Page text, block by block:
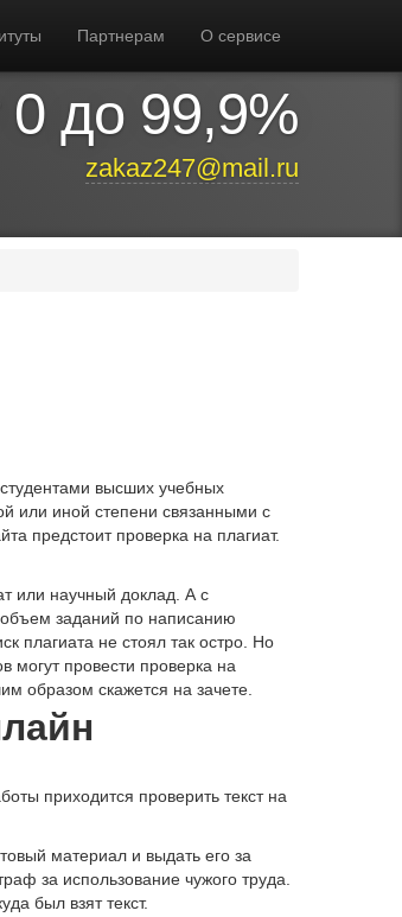
Партнерам О сервисе
до 99,9%
zakaz247@mail.ru
высших учебных
или иной степени связанными с
предстоит проверка на плагиат.
или научный доклад. А с
заданий по написанию
плагиата не стоял так остро. Но
могут провести проверка на
образом скажется на зачете.
приходится проверить текст на
материал и выдать его за
за использование чужого труда.
был взят текст.